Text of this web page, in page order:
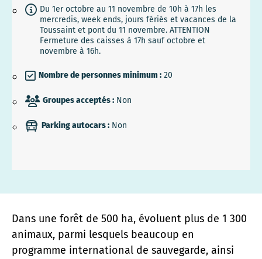
Du 1er octobre au 11 novembre de 10h à 17h les
mercredis, week ends, jours fériés et vacances de la
Toussaint et pont du 11 novembre. ATTENTION
Fermeture des caisses à 17h sauf octobre et
novembre à 16h.
Nombre de personnes minimum :20
Groupes acceptés :Non
Parking autocars :Non
Dans une forêt de 500 ha, évoluent plus de 1 300
animaux, parmi lesquels beaucoup en
programme international de sauvegarde, ainsi